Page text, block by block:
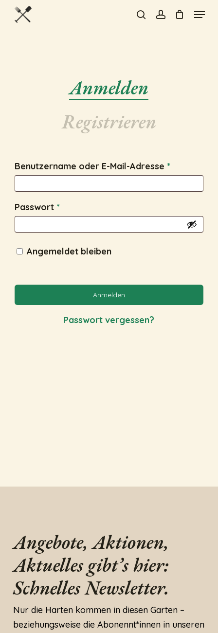
Skip
searchaccount
Menu
Anmelden
Registrieren
Benutzername oder E-Mail-Adresse *
Passwort *Erforderlich
Angemeldet bleiben
Anmelden
Passwort vergessen?
Angebote, Aktionen,
Aktuelles gibt’s hier:
Schnelles Newsletter.
Nur die Harten kommen in diesen Garten –
beziehungsweise die Abonennt*innen in unseren